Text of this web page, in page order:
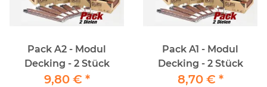
Pack A2 - Modul
Decking - 2 Stück
9,80 € *
Pack A1 - Modul
Decking - 2 Stück
8,70 € *